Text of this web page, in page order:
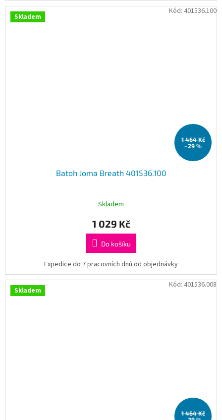
Skladem
1 464 Kč
–29 %
Batoh Joma Breath 401536.100
Skladem
1 029 Kč
Do košíku
Expedice do 7 pracovních dnů od objednávky
Kód: 401536.100
Skladem
1 464 Kč
Kód: 401536.008